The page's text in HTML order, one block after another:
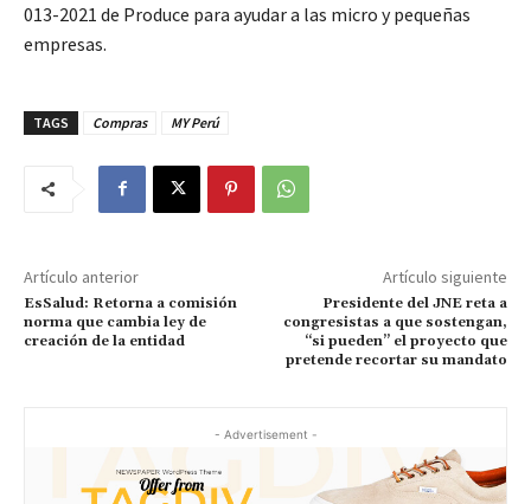
013-2021 de Produce para ayudar a las micro y pequeñas
empresas.
TAGS Compras MY Perú
Artículo anterior
EsSalud: Retorna a comisión
norma que cambia ley de
creación de la entidad
Artículo siguiente
Presidente del JNE reta a
congresistas a que sostengan,
“si pueden” el proyecto que
pretende recortar su mandato
- Advertisement -